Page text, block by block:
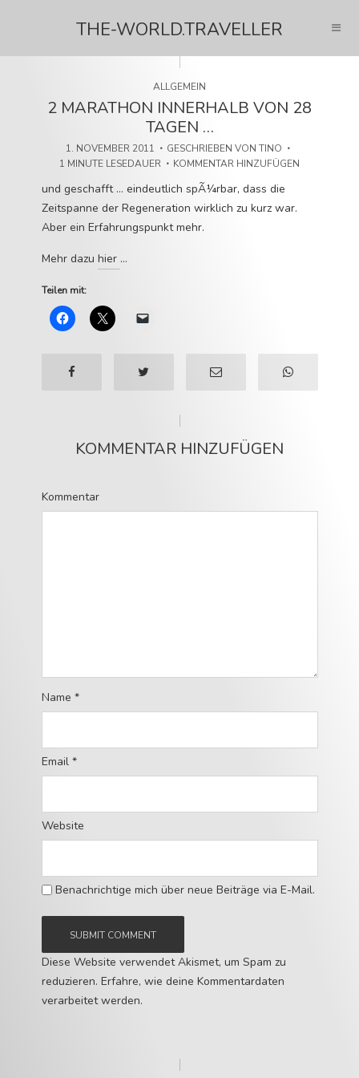
THE-WORLD.TRAVELLER
ALLGEMEIN
2 MARATHON INNERHALB VON 28
TAGEN …
1. NOVEMBER 2011 GESCHRIEBEN VON TINO
1 MINUTE LESEDAUER
KOMMENTAR HINZUFÜGEN
und geschafft … eindeutlich spÃ¼rbar, dass die
Zeitspanne der Regeneration wirklich zu kurz war.
Aber ein Erfahrungspunkt mehr.
Mehr dazu hier …
Teilen mit:
KOMMENTAR HINZUFÜGEN
Kommentar
Name *
Email *
Website
Benachrichtige mich über neue Beiträge via E-Mail.
Diese Website verwendet Akismet, um Spam zu
reduzieren. Erfahre, wie deine Kommentardaten
verarbeitet werden.